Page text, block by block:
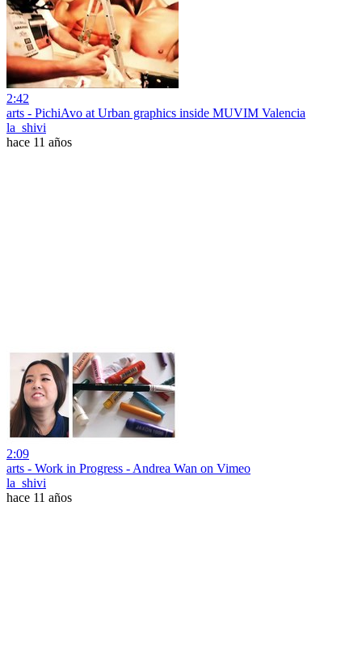
2:42
arts - PichiAvo at Urban graphics inside MUVIM Valencia
la_shivi
hace 11 años
2:09
arts - Work in Progress - Andrea Wan on Vimeo
la_shivi
hace 11 años